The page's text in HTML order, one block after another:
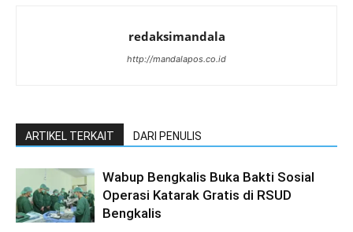
redaksimandala
http://mandalapos.co.id
ARTIKEL TERKAIT DARI PENULIS
Wabup Bengkalis Buka Bakti Sosial
Operasi Katarak Gratis di RSUD
Bengkalis